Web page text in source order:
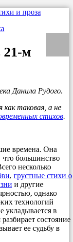
и проза
21-м
Данила Рудого.
как таковая, а не
стихов.
времена. Она
большинство
несколько
, грустные стихи о
и другие
однако
технологий
укладывается в
состояние
ее судьбу в